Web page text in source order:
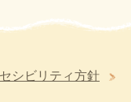
シビリティ方針